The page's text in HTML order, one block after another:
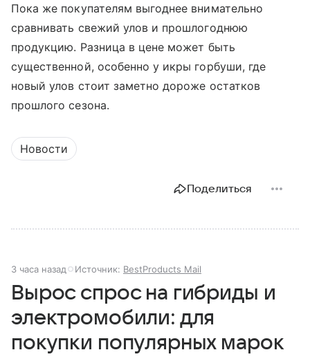
Пока же покупателям выгоднее внимательно
сравнивать свежий улов и прошлогоднюю
продукцию. Разница в цене может быть
существенной, особенно у икры горбуши, где
новый улов стоит заметно дороже остатков
прошлого сезона.
Новости
Поделиться
3 часа назад Источник: BestProducts Mail
Вырос спрос на гибриды и
электромобили: для
покупки популярных марок